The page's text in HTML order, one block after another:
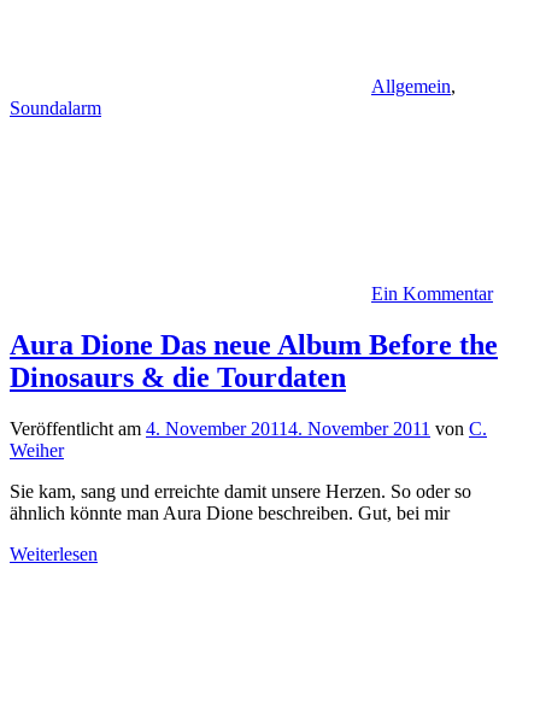
Allgemein,
Soundalarm
Ein Kommentar
Aura Dione Das neue Album Before the
Dinosaurs & die Tourdaten
Veröffentlicht am 4. November 20114. November 2011 von C.
Weiher
Sie kam, sang und erreichte damit unsere Herzen. So oder so
ähnlich könnte man Aura Dione beschreiben. Gut, bei mir
Weiterlesen